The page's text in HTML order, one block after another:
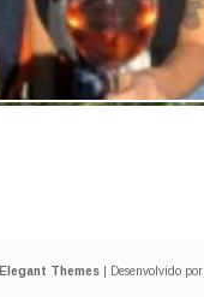
Elegant Themes| Desenvolvido por